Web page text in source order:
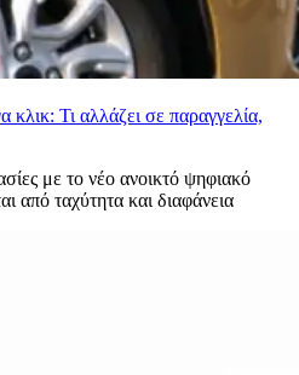
κλικ: Τι αλλάζει σε παραγγελία,
με το νέο ανοικτό ψηφιακό
από ταχύτητα και διαφάνεια